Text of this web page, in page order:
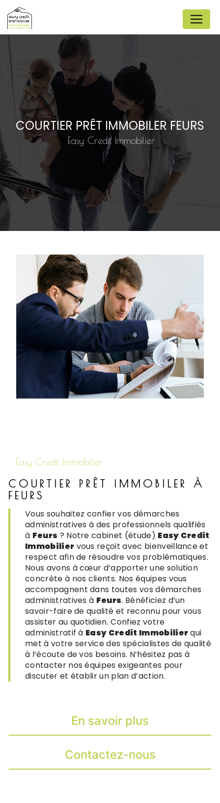
COURTIER PRÊT IMMOBILER FEURS
Easy Credit Immobilier
Easy Credit Immobilier
COURTIER PRÊT IMMOBILER À
FEURS
Vous souhaitez confier vos démarches
administratives à des professionnels qualifiés
à Feurs ? Notre cabinet (étude) Easy Credit
Immobilier vous reçoit avec bienveillance et
respect afin de résoudre vos problématiques.
Nous avons à cœur d’apporter une solution
concrète à nos clients. Nos équipes vous
accompagnent dans toutes vos démarches
administratives à Feurs. Bénéficiez d’un
savoir-faire de qualité et reconnu pour vous
assister au quotidien. Confiez votre
administratif à Easy Credit Immobilierqui
met à votre service des spécialistes de qualité
à l’écoute de vos besoins. N’hésitez pas à
contacter nos équipes exigeantes pour
discuter et établir un plan d’action.
En savoir plus
Contactez-nous
Panneau de gestion des cookies